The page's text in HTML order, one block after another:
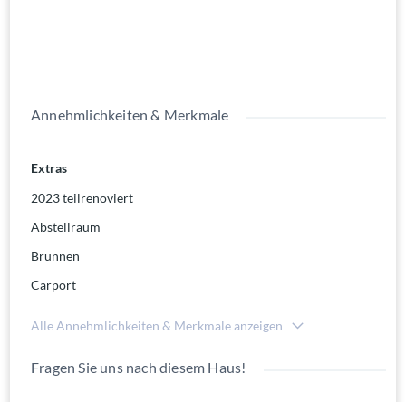
Annehmlichkeiten & Merkmale
Extras
2023 teilrenoviert
Abstellraum
Brunnen
Carport
Alle Annehmlichkeiten & Merkmale anzeigen
Fragen Sie uns nach diesem Haus!